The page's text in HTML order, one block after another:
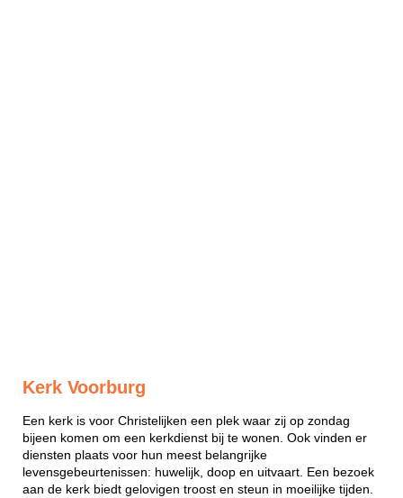
Kerk Voorburg
Een kerk is voor Christelijken een plek waar zij op zondag
bijeen komen om een kerkdienst bij te wonen. Ook vinden er
diensten plaats voor hun meest belangrijke
levensgebeurtenissen: huwelijk, doop en uitvaart. Een bezoek
aan de kerk biedt gelovigen troost en steun in moeilijke tijden.